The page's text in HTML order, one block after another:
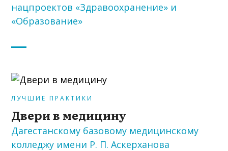
нацпроектов «Здравоохранение» и
«Образование»
ЛУЧШИЕ ПРАКТИКИ
Двери в медицину
Дагестанскому базовому медицинскому
колледжу имени Р. П. Аскерханова